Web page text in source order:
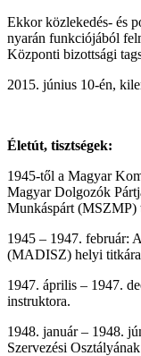
Ekkor közlekedés- és
nyarán funkciójából
Központi bizottsági
2015. június 10-én,
Életút, tisztségek:
1945-től a Magyar
Magyar Dolgozók
Munkáspárt (MSZMP)
1945 – 1947. február:
(MADISZ) helyi titkára
1947. április – 1947.
instruktora.
1948. január – 1948.
Szervezési